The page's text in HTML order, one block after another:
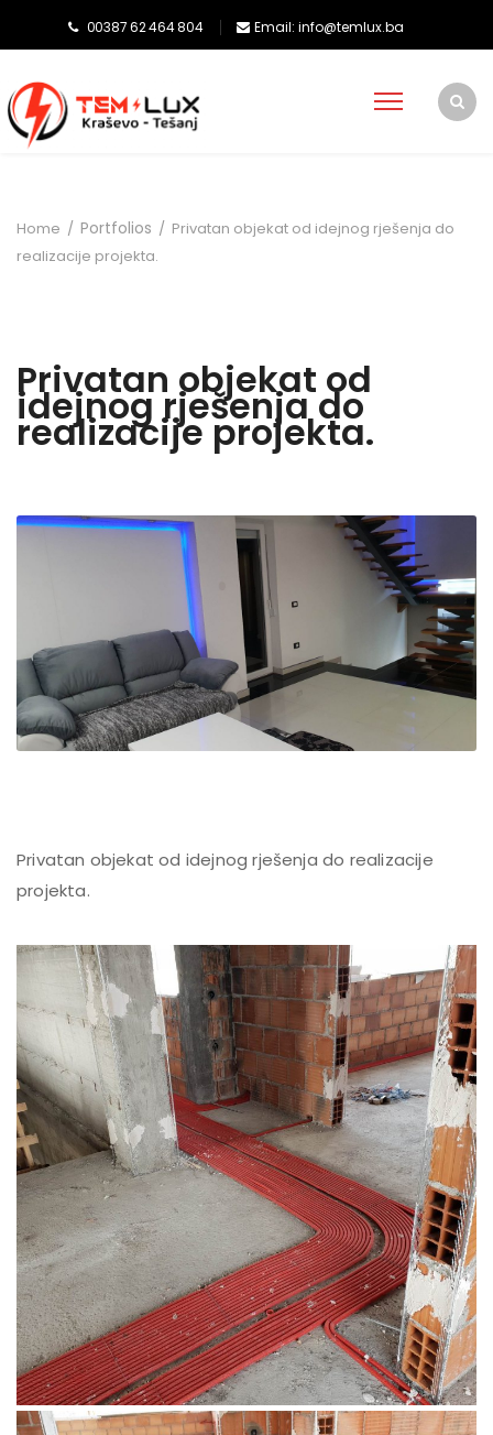
00387 62 464 804 Email: info@temlux.ba
Home / Portfolios / Privatan objekat od idejnog rješenja do
realizacije projekta.
Privatan objekat od
idejnog rješenja do
realizacije projekta.
Privatan objekat od idejnog rješenja do realizacije
projekta.